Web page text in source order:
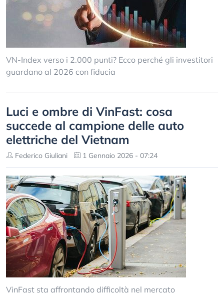
VN-Index verso i 2.000 punti? Ecco perché gli investitori
guardano al 2026 con fiducia
Luci e ombre di VinFast: cosa
succede al campione delle auto
elettriche del Vietnam
Federico Giuliani 1 Gennaio 2026 - 07:24
VinFast sta affrontando difficoltà nel mercato